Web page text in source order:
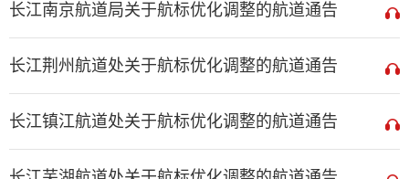
长江南京航道局关于航标优化调整的航道通告
长江荆州航道处关于航标优化调整的航道通告
长江镇江航道处关于航标优化调整的航道通告